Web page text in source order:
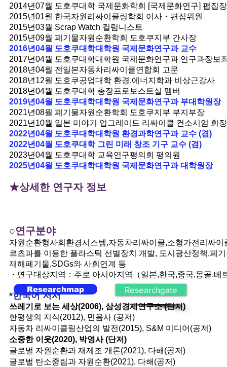
2014년07월 도호쿠대학 국제문화학회 [국제문화연구] 폅집
2015년01월 한국자원리싸이클링학회 이사・편집위원
2015년03월 Scrap Watch 컬럼니스트
2015년09월 폐기물자원순환학회 도호쿠지부 간사장
2016년04월 도호쿠대학대학원 국제문화연구과 교수
2017년04월 도호쿠대학대학원 국제문화연구과 연구과장보
2018년04월 전일본자동차리싸이클연합회 고문
2018년12월 도호쿠공업대학 환경,에너지학과 비상근강사
2018년04월 도호쿠대학 총장프로보스트실 멤버
2019년04월 도호쿠대학대학원 국제문화연구과 부대학원장
2021년08월 폐기물자원순환학회 도호쿠지부 부지부장
2021년10월 일본 미야기 업그레이드 리싸이클 컨소시엄 회장
2022년04월 도호쿠대학대학원 환경과학연구과 교수 (겸)
2022년04월 도호쿠대학 그린 미래 창조 기구 교수 (겸)
2023년04월 도호쿠대학 교육연구평의회 평의원
2025년04월 도호쿠대학대학원 국제문화연구과 대학원장
★상세한 연구자 정보
○연구분야
자원순환형사회환경시스템,자동차리싸이클,소형가전리싸
르츠파를 이용한 플라스틱 선별장치 개발, 도시광산정책,페
재해폐기물,SDGs와 사회연계 등
・연구대상지역：주로 아시아지역（일본,한국,중국,몽골,베
*한국어 저서
쓰레기로 보는 세상(2006), 삼성경제연구소 (단저)
한평생의 지식(2012), 민음사 (공저)
자동차 리싸이클링산업의 발전 (2015), S&M 미디어(공저)
소중한 이웃(2020), 박영사 (단저)
글로벌 자원순환과 재제조 개론(2021), 다해(공저)
글로벌 탄소중립과 자원순환(2021), 다해(공저)
Researchmap Researchgate